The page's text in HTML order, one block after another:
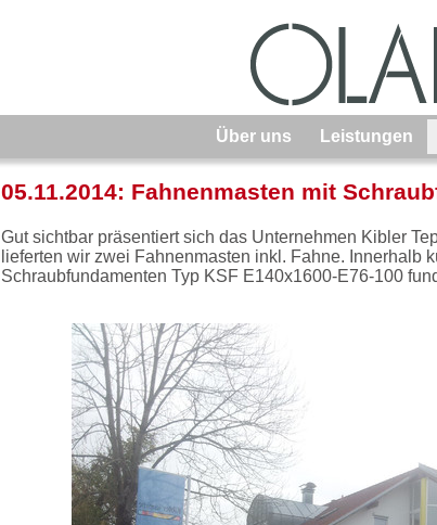
Über uns Leistungen
05.11.2014: Fahnenmasten mit
Gut sichtbar präsentiert sich das Unternehmen Kibler
lieferten wir zwei Fahnenmasten inkl. Fahne. Innerhalb
Schraubfundamenten Typ KSF E140x1600-E76-100